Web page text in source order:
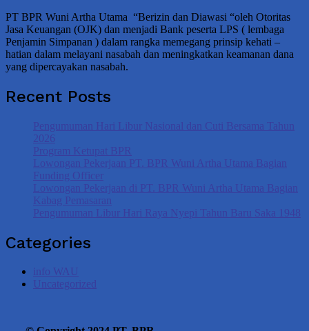
PT BPR Wuni Artha Utama “Berizin dan Diawasi “oleh Otoritas
Jasa Keuangan (OJK) dan menjadi Bank peserta LPS ( lembaga
Penjamin Simpanan ) dalam rangka memegang prinsip kehati –
hatian dalam melayani nasabah dan meningkatkan keamanan dana
yang dipercayakan nasabah.
Recent Posts
Pengumuman Hari Libur Nasional dan Cuti Bersama Tahun
2026
Program Ketupat BPR
Lowongan Pekerjaan PT. BPR Wuni Artha Utama Bagian
Funding Officer
Lowongan Pekerjaan di PT. BPR Wuni Artha Utama Bagian
Kabag Pemasaran
Pengumuman Libur Hari Raya Nyepi Tahun Baru Saka 1948
Categories
info WAU
Uncategorized